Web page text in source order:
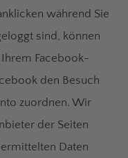
während Sie
sind, können
Facebook-
den Besuch
zuordnen. Wir
der Seiten
Daten